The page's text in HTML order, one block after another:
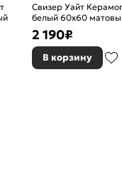
Свизер Уайт
белый 60х60
2 190₽
В корзину